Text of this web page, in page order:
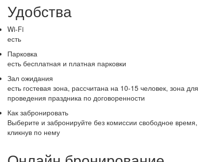
Удобства
Wi-Fi
есть
Парковка
есть бесплатная и платная парковки
Зал ожидания
есть гостевая зона, рассчитана на 10-15 человек, зона для
проведения праздника по договоренности
Как забронировать
Выберите и забронируйте без комиссии свободное время,
кликнув по нему